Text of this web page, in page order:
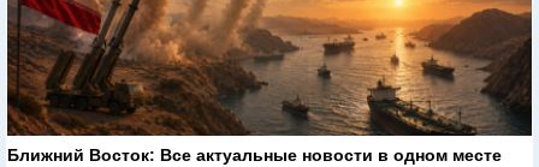
Ближний Восток: Все актуальные новости в одном месте